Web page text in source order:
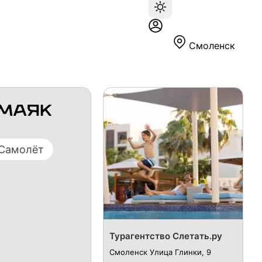
Смоленск
Турагентство Слетать.ру
Смоленск Улица Глинки, 9